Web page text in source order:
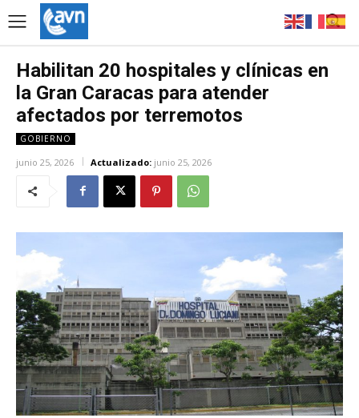
Habilitan 20 hospitales y clínicas en
la Gran Caracas para atender
afectados por terremotos
GOBIERNO
junio 25, 2026 Actualizado: junio 25, 2026